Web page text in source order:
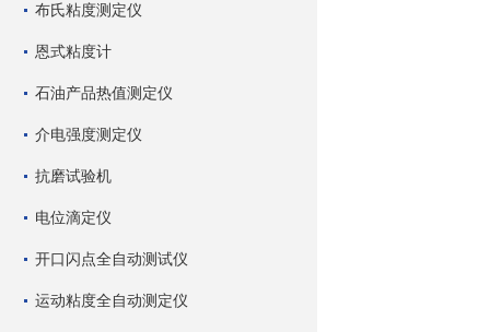
布氏粘度测定仪
恩式粘度计
石油产品热值测定仪
介电强度测定仪
抗磨试验机
电位滴定仪
开口闪点全自动测试仪
运动粘度全自动测定仪